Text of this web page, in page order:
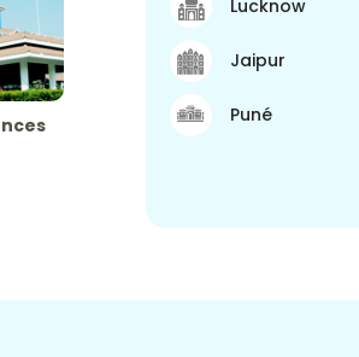
Lucknow
Jaipur
Puné